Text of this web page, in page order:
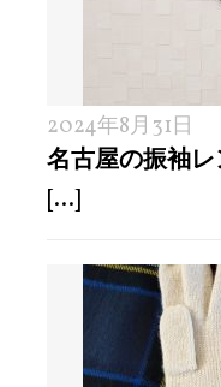
2024年8月31日
名古屋の振袖
[...]